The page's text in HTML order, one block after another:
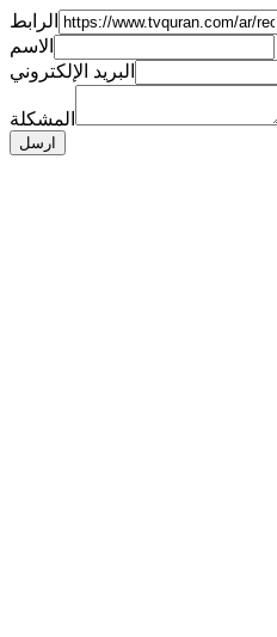
الرابط
الاسم
البريد الإلكتروني
المشكلة
ارسل